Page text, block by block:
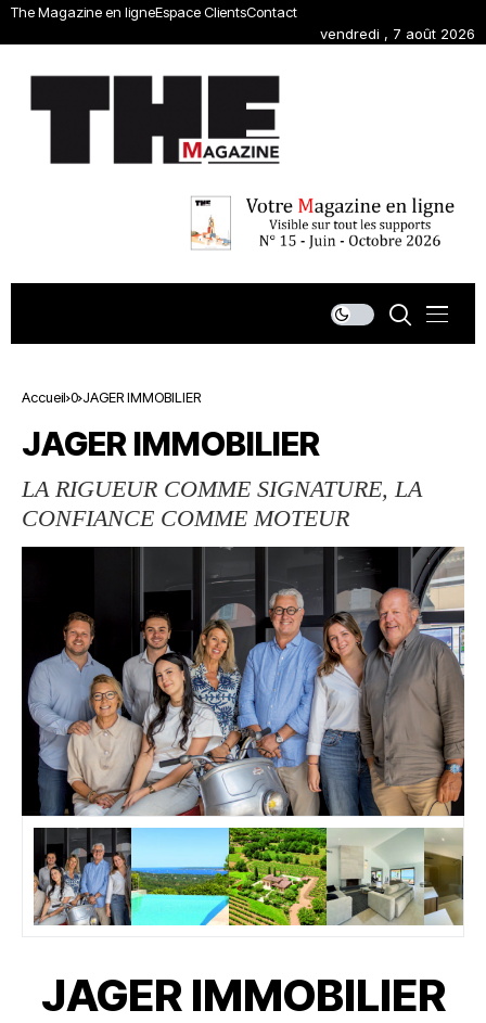
The Magazine en ligneEspace ClientsContact
vendredi , 7 août 2026
Accueil 0 JAGER IMMOBILIER
JAGER IMMOBILIER
LA RIGUEUR COMME SIGNATURE, LA
CONFIANCE COMME MOTEUR
JAGER IMMOBILIER